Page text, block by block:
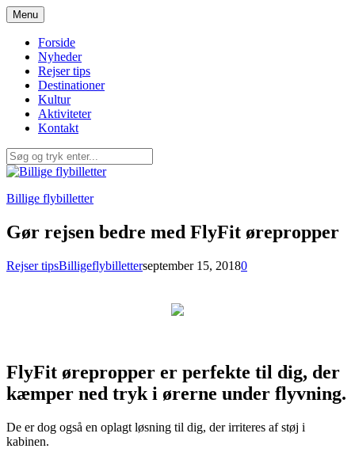
Spring
til
indhold
Menu
Forside
Nyheder
Rejser tips
Destinationer
Kultur
Aktiviteter
Kontakt
Billige flybilletter
Gør rejsen bedre med FlyFit ørepropper
Rejser tipsBilligeflybilletterseptember 15, 20180
FlyFit ørepropper er perfekte til dig, der
kæmper ned tryk i ørerne under flyvning.
De er dog også en oplagt løsning til dig, der irriteres af støj i
kabinen.